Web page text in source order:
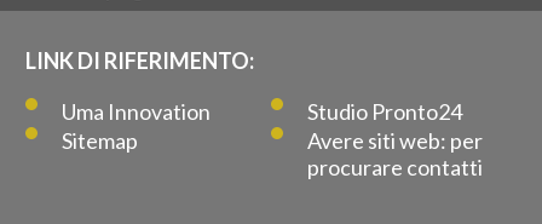
LINK DI RIFERIMENTO:
Uma Innovation
Studio Pronto24
Sitemap
Avere siti web: per
procurare contatti